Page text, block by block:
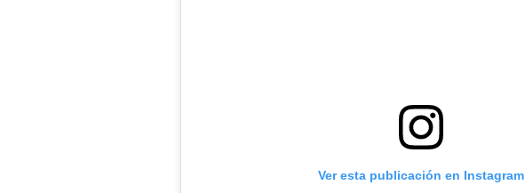
Ver esta publicación en Instagram